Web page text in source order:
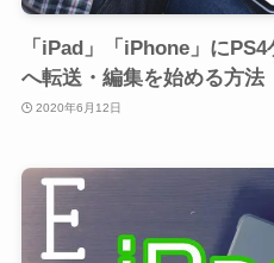
「iPad」「iPhone」に
へ転送・編集を始める方法
2020年6月12日